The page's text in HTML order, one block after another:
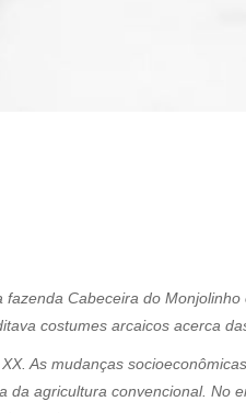
Cabeceira do
costumes arcaicos acerca
As mudanças
da agricultura convencional.